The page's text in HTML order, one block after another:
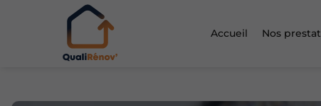
Accueil Nos